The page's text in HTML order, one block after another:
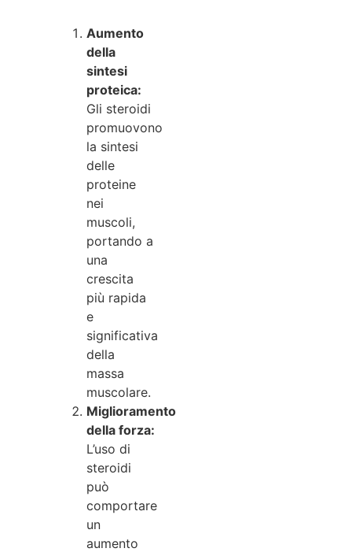
Aumento
della
sintesi
proteica:
Gli steroidi
promuovono
la sintesi
delle
proteine
nei
muscoli,
portando a
una
crescita
più rapida
e
significativa
della
massa
muscolare.
Miglioramento
della forza:
L’uso di
steroidi
può
comportare
un
aumento